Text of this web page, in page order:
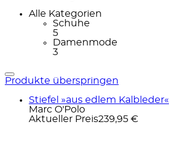
Alle Kategorien
Schuhe
5
Damenmode
3
Produkte überspringen
Stiefel »aus edlem Kalbleder«
Marc O'Polo
Aktueller Preis239,95 €